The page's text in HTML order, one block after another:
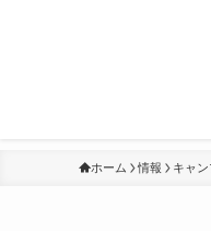
ホーム 情報 キャン